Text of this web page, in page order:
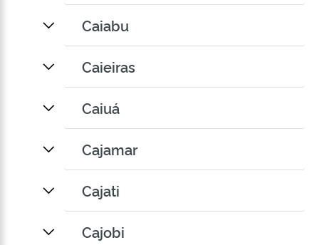
Caiabu
Caieiras
Caiuá
Cajamar
Cajati
Cajobi